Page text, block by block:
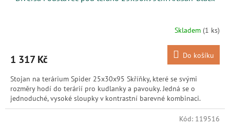
Skladem (1 ks)
1 317 Kč Do košíku
Stojan na terárium Spider 25x30x95 Skříňky, které se svými
rozměry hodí do terárií pro kudlanky a pavouky. Jedná se o
jednoduché, vysoké sloupky v kontrastní barevné kombinaci.
Kód: 119516